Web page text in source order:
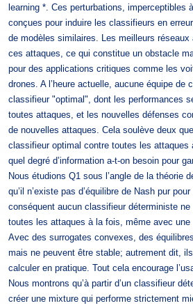
learning *. Ces perturbations, imperceptibles
conçues pour induire les classifieurs en
de modèles similaires. Les meilleurs
ces attaques, ce qui constitue un obstacle
pour des applications critiques comme les
drones. A l’heure actuelle, aucune équipe de
classifieur "optimal", dont les performances
toutes attaques, et les nouvelles défenses
de nouvelles attaques. Cela soulève deux
classifieur optimal contre toutes les
quel degré d’information a-t-on besoin pour
Nous étudions Q1 sous l’angle de la théorie
qu’il n’existe pas d’équilibre de Nash pur
conséquent aucun classifieur déterministe
toutes les attaques à la fois, même avec
Avec des surrogates convexes, des
mais ne peuvent être stable; autrement dit,
calculer en pratique. Tout cela encourage
Nous montrons qu’à partir d’un classifieur
créer une mixture qui performe strictement